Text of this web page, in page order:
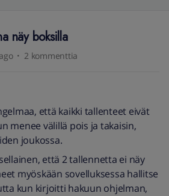
näy boksilla
2 kommenttia
että kaikki tallenteet eivät
menee välillä pois ja takaisin,
joukossa.
että 2 tallennetta ei näy
myöskään sovelluksessa hallitse
kun kirjoitti hakuun ohjelman,